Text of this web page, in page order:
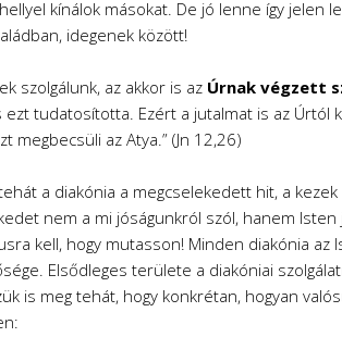
kínálok másokat. De jó lenne így jelen
idegenek között!
szolgálunk, az akkor is az Úrnak végzett
ezt tudatosította. Ezért a jutalmat is az Úrtól
megbecsüli az Atya.” (Jn 12,26)
a diakónia a megcselekedett hit, a kezek
nem a mi jóságunkról szól, hanem Isten
kell, hogy mutasson! Minden diakónia az
Elsődleges területe a diakóniai
is meg tehát, hogy konkrétan, hogyan